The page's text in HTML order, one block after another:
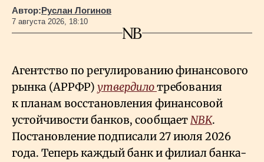
Автор:Руслан Логинов
7 августа 2026, 18:10
Агентство по регулированию финансового
рынка (АРРФР) утвердилотребования
к планам восстановления финансовой
устойчивости банков, сообщаетNBK.
Постановление подписали 27 июля 2026
года. Теперь каждый банк и филиал банка-